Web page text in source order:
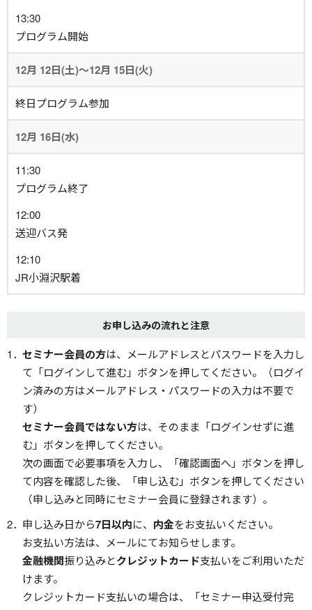
13:30
プログラム開始
12月 12日(土)～12月 15日(火)
終日プログラム参加
12月 16日(水)
11:30
プログラム終了
12:00
送迎バス発
12:10
JR小淵沢駅着
お申し込みの流れと注意
セミナー会員の方は、メールアドレスとパスワードを入力し
て「ログインして進む」ボタンを押してください。（ログイ
ン済みの方はメールアドレス・パスワードの入力は不要で
す）
セミナー会員ではない方は、そのまま「ログインせずに進
む」ボタンを押してください。
次の画面で必要事項を入力し、「確認画面へ」ボタンを押し
て内容を確認した後、「申し込む」ボタンを押してください
（申し込みと同時にセミナー会員に登録されます）。
申し込み日から7日以内に、 内金をお支払いください。
お支払い方法は、メールにてお知らせします。
金融機関振り込みとクレジットカード支払いをご利用いただ
けます。
クレジットカード支払いの場合は、「セミナー申込受付完